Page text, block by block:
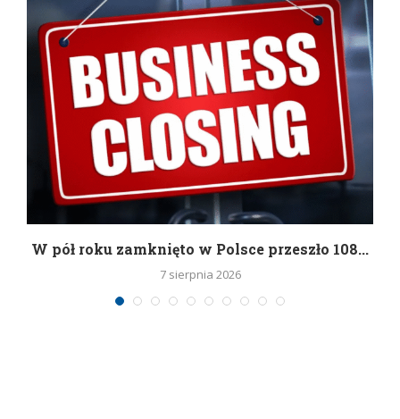
W pół roku zamknięto w Polsce przeszło 108...
7 sierpnia 2026